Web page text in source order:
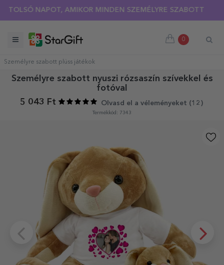
NAPOT, AMIKOR MINDEN SZEMÉLYRE SZABOTT PÓLÓRA
0
Személyre szabott plüss játékok
Személyre szabott nyuszi rózsaszín szívekkel és
fotóval
5 043 Ft
Olvasd el a véleményeket (12 )
Termékkód: 7343